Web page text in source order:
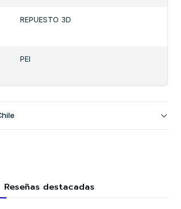
REPUESTO 3D
PEI
Reseñas destacadas